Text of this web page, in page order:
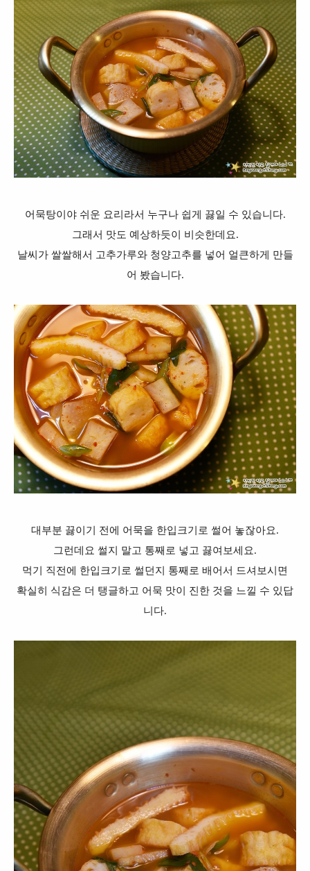
어묵탕이야 쉬운 요리라서 누구나 쉽게 끓일 수 있습니다.
그래서 맛도 예상하듯이 비슷한데요.
날씨가 쌀쌀해서 고추가루와 청양고추를 넣어 얼큰하게 만들
어 봤습니다.
대부분 끓이기 전에 어묵을 한입크기로 썰어 놓잖아요.
그런데요 썰지 말고 통째로 넣고 끓여보세요.
먹기 직전에 한입크기로 썰던지 통째로 배어서 드셔보시면
확실히 식감은 더 탱글하고 어묵 맛이 진한 것을 느낄 수 있답
니다.